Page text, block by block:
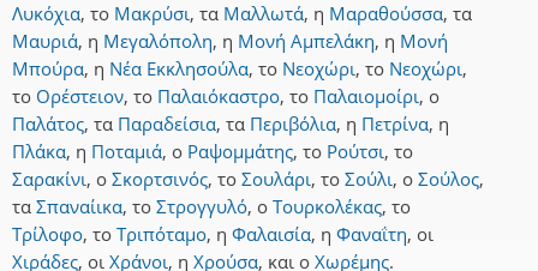
Λυκόχια, το Μακρύσι, τα Μαλλωτά, η Μαραθούσσα, τα
Μαυριά, η Μεγαλόπολη, η Μονή Αμπελάκη, η Μονή
Μπούρα, η Νέα Εκκλησούλα, το Νεοχώρι, το Νεοχώρι,
το Ορέστειον, το Παλαιόκαστρο, το Παλαιομοίρι, ο
Παλάτος, τα Παραδείσια, τα Περιβόλια, η Πετρίνα, η
Πλάκα, η Ποταμιά, ο Ραψομμάτης, το Ρούτσι, το
Σαρακίνι, ο Σκορτσινός, το Σουλάρι, το Σούλι, ο Σούλος,
τα Σπαναίικα, το Στρογγυλό, ο Τουρκολέκας, το
Τρίλοφο, το Τριπόταμο, η Φαλαισία, η Φαναΐτη, οι
Χιράδες, οι Χράνοι, η Χρούσα, και ο Χωρέμης.